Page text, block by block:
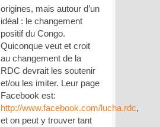
origines, mais autour d’un
idéal : le changement
positif du Congo.
Quiconque veut et croit
au changement de la
RDC devrait les soutenir
et/ou les imiter. Leur page
Facebook est:
http://www.facebook.com/lucha.rdc,
et on peut y trouver tant